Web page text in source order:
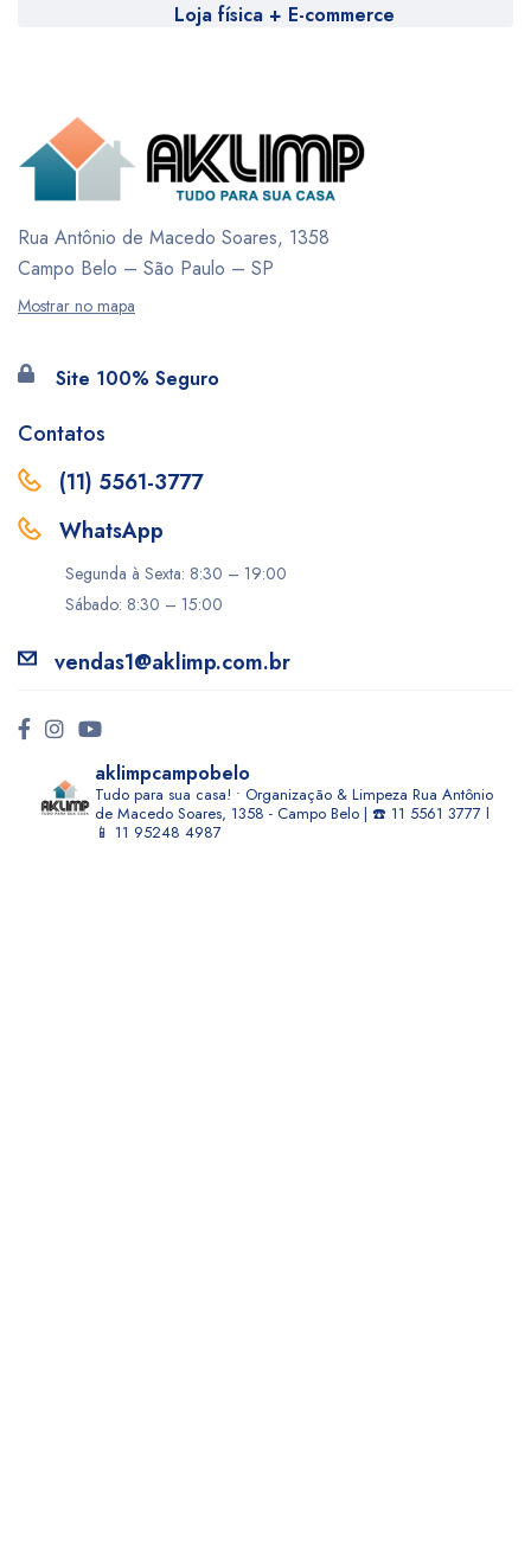
Loja física + E-commerce
Rua Antônio de Macedo Soares, 1358
Campo Belo – São Paulo – SP
Mostrar no mapa
Site 100% Seguro
Contatos
(11) 5561-3777
WhatsApp
Segunda à Sexta: 8:30 – 19:00
Sábado: 8:30 – 15:00
vendas1@aklimp.com.br
aklimpcampobelo
Tudo para sua casa! • Organização & Limpeza Rua Antônio
de Macedo Soares, 1358 - Campo Belo | ☎️ 11 5561 3777 l
📱 11 95248 4987